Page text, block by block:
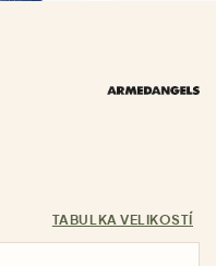
TABULKA VELIKOSTÍ